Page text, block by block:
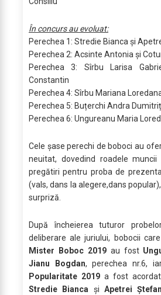
În concurs au evoluat:
Perechea 1: Stredie Bianca și
Perechea 2: Acsinte Antonia și
Perechea 3: Sîrbu Larisa
Constantin
Perechea 4: Sîrbu Mariana
Perechea 5: Buțerchi Andra
Perechea 6: Ungureanu Maria
Cele șase perechi de boboci au
neuitat, dovedind roadele
pregătiri pentru proba de
(vals, dans la alegere,dans
surpriză.
După încheierea tuturor
deliberare ale juriului, bobocii
Mister Boboc 2019au fost
Jianu Bogdan, perechea nr.6,
Popularitate 2019 a fost
Stredie Bianca și Apetrei